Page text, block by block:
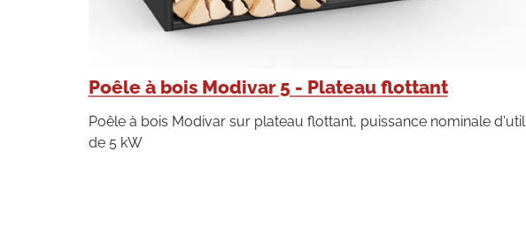
Poêle à bois Modivar 5 - Plateau flottant
Poêle à bois Modivar sur plateau flottant, puissance nominale
de 5 kW